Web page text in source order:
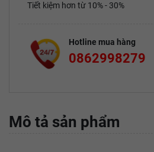
Tiết kiệm hơn từ 10% - 30%
Hotline mua hàng
0862998279
Mô tả sản phẩm